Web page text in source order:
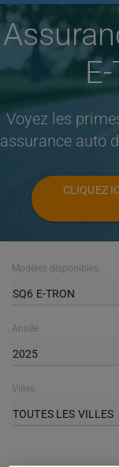
Voyez les
assurance auto
CLIQUEZ
Modèles disponibles
SQ6 E-TRON
Année
2025
Villes
TOUTES LES VILLES